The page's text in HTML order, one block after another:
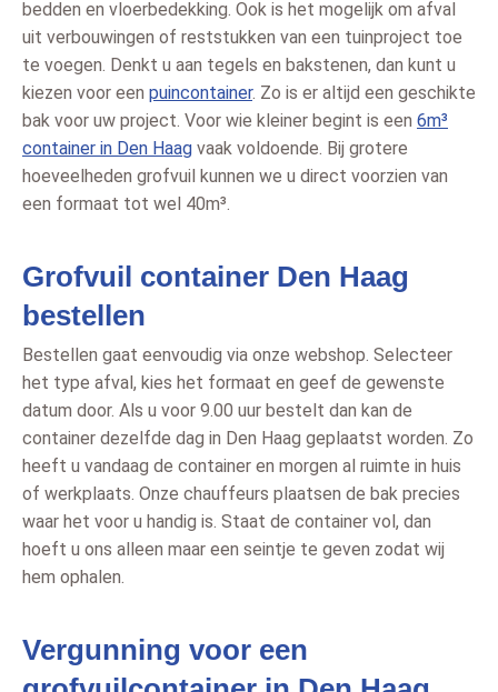
bedden en vloerbedekking. Ook is het mogelijk om afval
uit verbouwingen of reststukken van een tuinproject toe
te voegen. Denkt u aan tegels en bakstenen, dan kunt u
kiezen voor een puincontainer. Zo is er altijd een geschikte
bak voor uw project. Voor wie kleiner begint is een 6m³
container in Den Haag vaak voldoende. Bij grotere
hoeveelheden grofvuil kunnen we u direct voorzien van
een formaat tot wel 40m³.
Grofvuil container Den Haag
bestellen
Bestellen gaat eenvoudig via onze webshop. Selecteer
het type afval, kies het formaat en geef de gewenste
datum door. Als u voor 9.00 uur bestelt dan kan de
container dezelfde dag in Den Haag geplaatst worden. Zo
heeft u vandaag de container en morgen al ruimte in huis
of werkplaats. Onze chauffeurs plaatsen de bak precies
waar het voor u handig is. Staat de container vol, dan
hoeft u ons alleen maar een seintje te geven zodat wij
hem ophalen.
Vergunning voor een